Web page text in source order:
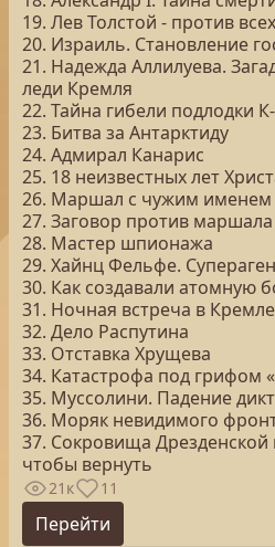
19. Лев Толстой - против всех
20. Израиль. Становление
21. Надежда Аллилуева.
леди Кремля
22. Тайна гибели подлодки
23. Битва за Антарктиду
24. Адмирал Канарис
25. 18 неизвестных лет
26. Маршал с чужим именем
27. Заговор против
28. Мастер шпионажа
29. Хайнц Фельфе.
30. Как создавали атомную
31. Ночная встреча в Кремле
32. Дело Распутина
33. Отставка Хрущева
34. Катастрофа под грифом
35. Муссолини. Падение
36. Моряк невидимого
37. Сокровища Дрезденской
чтобы вернуть
21к 11
Перейти